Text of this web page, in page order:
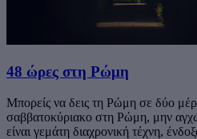
48 ώρες στη Ρώμη
Μπορείς να δεις τη Ρώμη σε δύο
σαββατοκύριακο στη Ρώμη, μην
είναι γεμάτη διαχρονική τέχνη,